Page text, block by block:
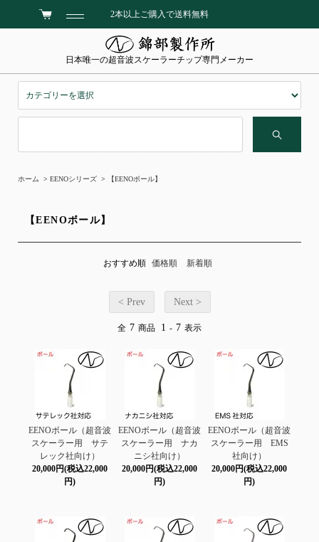
2本以上ご購入で送料無料
日本唯一の超音波スケーラーチップ専門メーカー
ホーム > EENOシリーズ > 【EENOボール】
【EENOボール】
おすすめ順 価格順 新着順
< Prev Next >
全 7 商品 1 - 7 表示
EENOボール（超音波
スケーラー用 サテ
レック社向け）
20,000円(税込22,000
円)
EENOボール（超音波
スケーラー用 ナカ
ニシ社向け）
20,000円(税込22,000
円)
EENOボール（超音波
スケーラー用 EMS
社向け）
20,000円(税込22,000
円)